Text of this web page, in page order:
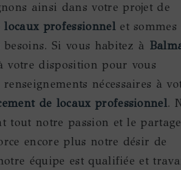
ainsi dans votre projet de
locaux professionnelet sommes
besoins. Si vous habitez à
votre disposition pour vous
nécessaires à
de locaux professionnel.
tout notre passion et le
encore plus notre désir de
équipe est qualifiée et